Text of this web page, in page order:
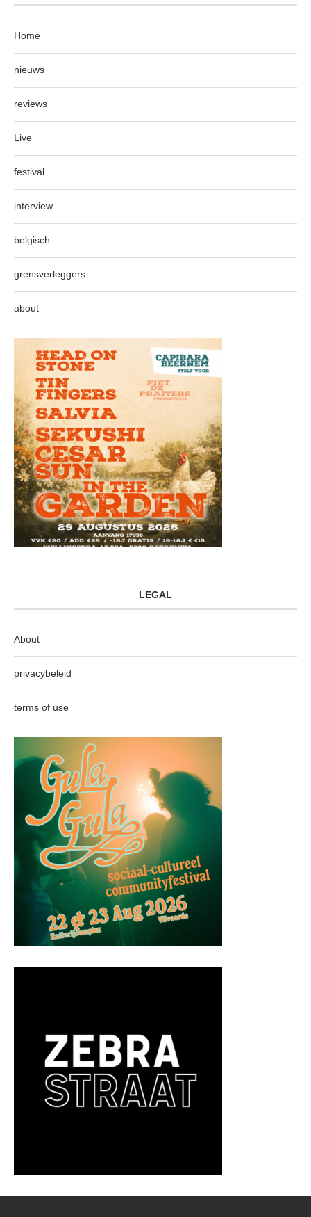
Home
nieuws
reviews
Live
festival
interview
belgisch
grensverleggers
about
LEGAL
About
privacybeleid
terms of use